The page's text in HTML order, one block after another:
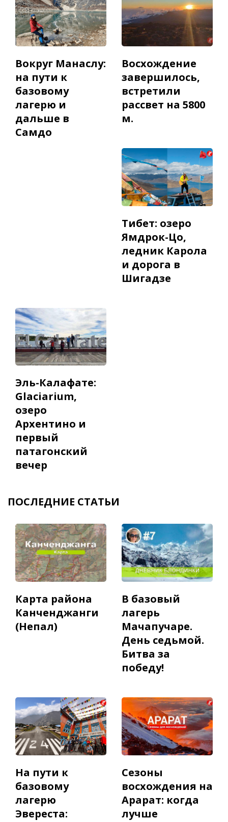
Вокруг Манаслу:
на пути к
базовому
лагерю и
дальше в
Самдо
Восхождение
завершилось,
встретили
рассвет на 5800
м.
Тибет: озеро
Ямдрок-Цо,
ледник Карола
и дорога в
Шигадзе
Эль-Калафате:
Glaciarium,
озеро
Архентино и
первый
патагонский
вечер
ПОСЛЕДНИЕ СТАТЬИ
Карта района
Канченджанги
(Непал)
В базовый
лагерь
Мачапучаре.
День седьмой.
Битва за
победу!
На пути к
базовому
лагерю
Эвереста:
Сезоны
восхождения на
Арарат: когда
лучше